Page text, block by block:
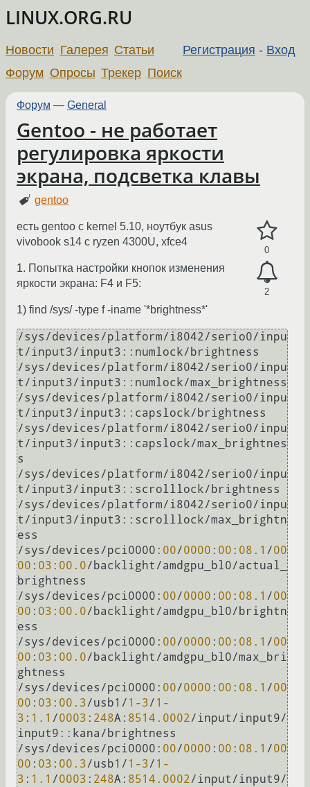
LINUX.ORG.RU
Регистрация - Вход
Новости Галерея Статьи
Форум Опросы Трекер Поиск
Форум — General
Gentoo - не работает
регулировка яркости
экрана, подсветка клавы
gentoo
0
2
есть gentoo с kernel 5.10, ноутбук asus
vivobook s14 с ryzen 4300U, xfce4
1. Попытка настройки кнопок изменения
яркости экрана: F4 и F5:
1) find /sys/ -type f -iname '*brightness*'
/sys/devices/platform/i8042/serio0/inpu
t/input3/input3::numlock/brightness
/sys/devices/platform/i8042/serio0/inpu
t/input3/input3::numlock/max_brightness
/sys/devices/platform/i8042/serio0/inpu
t/input3/input3::capslock/brightness
/sys/devices/platform/i8042/serio0/inpu
t/input3/input3::capslock/max_brightnes
s
/sys/devices/platform/i8042/serio0/inpu
t/input3/input3::scrolllock/brightness
/sys/devices/platform/i8042/serio0/inpu
t/input3/input3::scrolllock/max_brightn
ess
/sys/devices/pci0000: 00/0000 : 00 : 08.1 /00
00 : 03 : 00.0/backlight/amdgpu_bl0/actual_
brightness
/sys/devices/pci0000: 00/0000 : 00 : 08.1 /00
00 : 03 : 00.0/backlight/amdgpu_bl0/brightn
ess
/sys/devices/pci0000: 00/0000 : 00 : 08.1 /00
00 : 03 : 00.0/backlight/amdgpu_bl0/max_bri
ghtness
/sys/devices/pci0000: 00/0000 : 00 : 08.1 /00
00 : 03 : 00.3/usb1/ 1 -3/ 1 -
3 : 1.1 /0003 : 248A: 8514.0002/input/input9/
input9::kana/brightness
/sys/devices/pci0000: 00/0000 : 00 : 08.1 /00
00 : 03 : 00.3/usb1/ 1 -3/ 1 -
3 : 1.1 /0003 : 248A: 8514.0002/input/input9/